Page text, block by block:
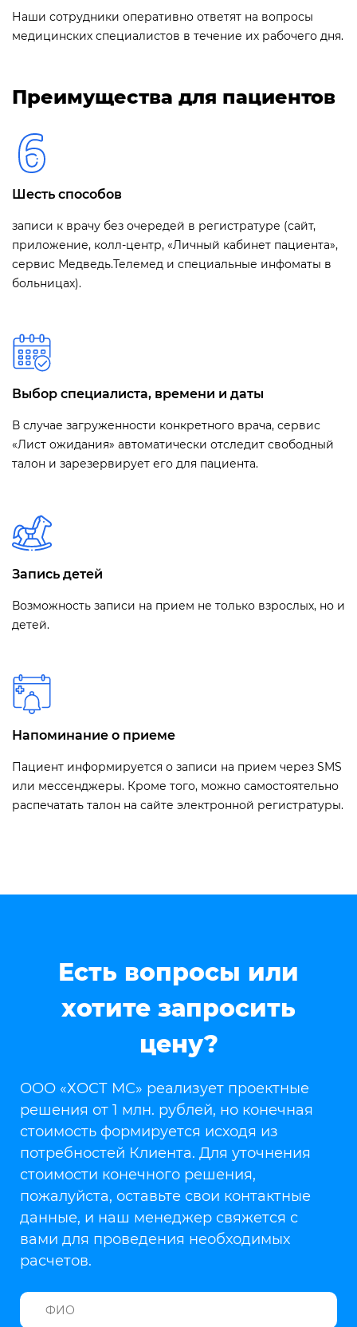
Наши сотрудники оперативно ответят на вопросы
медицинских специалистов в течение их рабочего дня.
Преимущества для пациентов
Шесть способов
записи к врачу без очередей в регистратуре (сайт,
приложение, колл-центр, «Личный кабинет пациента»,
сервис Медведь.Телемед и специальные инфоматы в
больницах).
Выбор специалиста, времени и даты
В случае загруженности конкретного врача, сервис
«Лист ожидания» автоматически отследит свободный
талон и зарезервирует его для пациента.
Запись детей
Возможность записи на прием не только взрослых, но и
детей.
Напоминание о приеме
Пациент информируется о записи на прием через SMS
или мессенджеры. Кроме того, можно самостоятельно
распечатать талон на сайте электронной регистратуры.
Есть вопросы или
хотите запросить
цену?
ООО «ХОСТ МС» реализует проектные
решения от 1 млн. рублей, но конечная
стоимость формируется исходя из
потребностей Клиента. Для уточнения
стоимости конечного решения,
пожалуйста, оставьте свои контактные
данные, и наш менеджер свяжется с
вами для проведения необходимых
расчетов.